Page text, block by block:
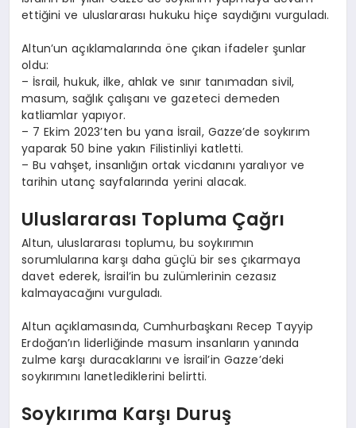
ettiğini ve uluslararası hukuku hiçe saydığını vurguladı.
Altun’un açıklamalarında öne çıkan ifadeler şunlar
oldu:
– İsrail, hukuk, ilke, ahlak ve sınır tanımadan sivil,
masum, sağlık çalışanı ve gazeteci demeden
katliamlar yapıyor.
– 7 Ekim 2023’ten bu yana İsrail, Gazze’de soykırım
yaparak 50 bine yakın Filistinliyi katletti.
– Bu vahşet, insanlığın ortak vicdanını yaralıyor ve
tarihin utanç sayfalarında yerini alacak.
Uluslararası Topluma Çağrı
Altun, uluslararası toplumu, bu soykırımın
sorumlularına karşı daha güçlü bir ses çıkarmaya
davet ederek, İsrail’in bu zulümlerinin cezasız
kalmayacağını vurguladı.
Altun açıklamasında, Cumhurbaşkanı Recep Tayyip
Erdoğan’ın liderliğinde masum insanların yanında
zulme karşı duracaklarını ve İsrail’in Gazze’deki
soykırımını lanetlediklerini belirtti.
Soykırıma Karşı Duruş